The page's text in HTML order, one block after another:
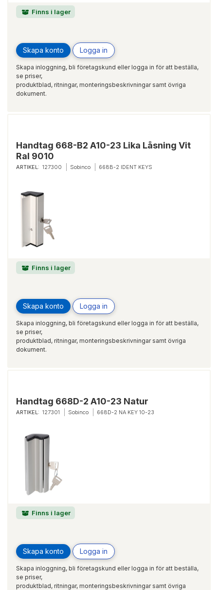
Finns i lager
Skapa konto Logga in
Skapa inloggning, bli företagskund eller logga in för att beställa,
se priser,
produktblad, ritningar, monteringsbeskrivningar samt övriga
dokument.
Handtag 668-B2 A10-23 Lika Låsning Vit
Ral 9010
ARTIKEL: 127300 Sobinco 668B-2 IDENT KEYS
Finns i lager
Skapa konto Logga in
Skapa inloggning, bli företagskund eller logga in för att beställa,
se priser,
produktblad, ritningar, monteringsbeskrivningar samt övriga
dokument.
Handtag 668D-2 A10-23 Natur
ARTIKEL: 127301 Sobinco 668D-2 NA KEY 10-23
Finns i lager
Skapa konto Logga in
Skapa inloggning, bli företagskund eller logga in för att beställa,
se priser,
produktblad, ritningar, monteringsbeskrivningar samt övriga